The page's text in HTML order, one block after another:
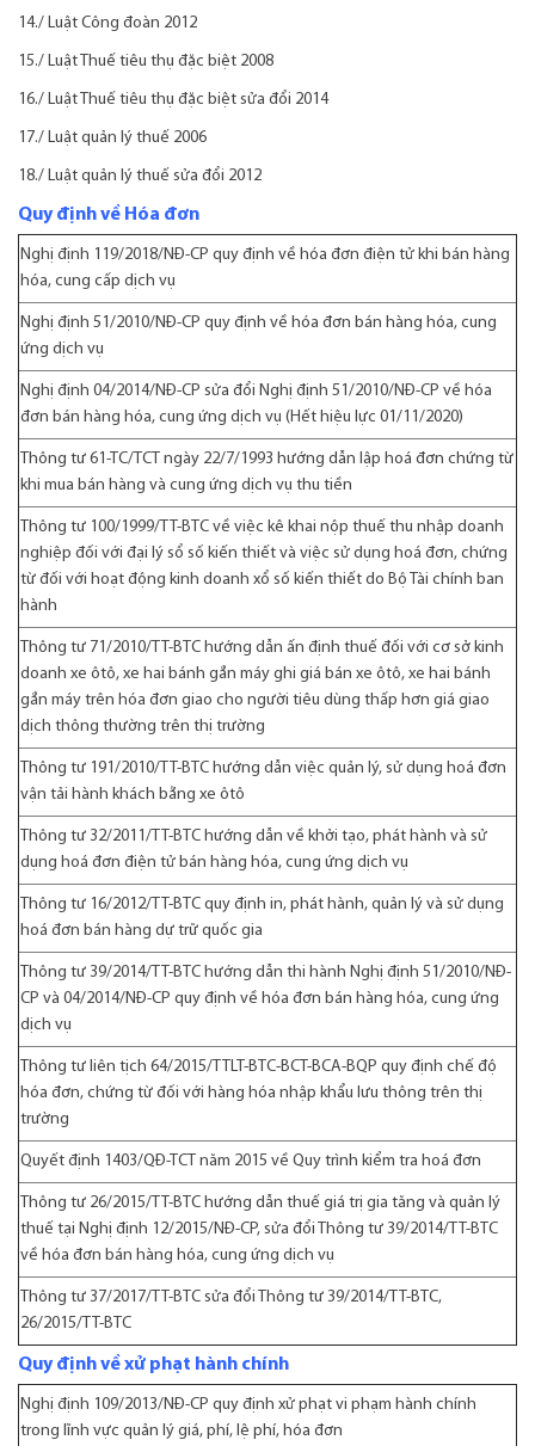
14./ Luật Công đoàn 2012
15./ Luật Thuế tiêu thụ đặc biệt 2008
16./ Luật Thuế tiêu thụ đặc biệt sửa đổi 2014
17./ Luật quản lý thuế 2006
18./ Luật quản lý thuế sửa đổi 2012
Quy định về Hóa đơn
Nghị định 119/2018/NĐ-CP quy định về hóa đơn điện tử khi bán hàng
hóa, cung cấp dịch vụ
Nghị định 51/2010/NĐ-CP quy định về hóa đơn bán hàng hóa, cung
ứng dịch vụ
Nghị định 04/2014/NĐ-CP sửa đổi Nghị định 51/2010/NĐ-CP về hóa
đơn bán hàng hóa, cung ứng dịch vụ (Hết hiệu lực 01/11/2020)
Thông tư 61-TC/TCT ngày 22/7/1993 hướng dẫn lập hoá đơn chứng từ
khi mua bán hàng và cung ứng dịch vụ thu tiền
Thông tư 100/1999/TT-BTC về việc kê khai nộp thuế thu nhập doanh
nghiệp đối với đại lý sổ số kiến thiết và việc sử dụng hoá đơn, chứng
từ đối với hoạt động kinh doanh xổ số kiến thiết do Bộ Tài chính ban
hành
Thông tư 71/2010/TT-BTC hướng dẫn ấn định thuế đối với cơ sở kinh
doanh xe ôtô, xe hai bánh gắn máy ghi giá bán xe ôtô, xe hai bánh
gắn máy trên hóa đơn giao cho người tiêu dùng thấp hơn giá giao
dịch thông thường trên thị trường
Thông tư 191/2010/TT-BTC hướng dẫn việc quản lý, sử dụng hoá đơn
vận tải hành khách bằng xe ôtô
Thông tư 32/2011/TT-BTC hướng dẫn về khởi tạo, phát hành và sử
dụng hoá đơn điện tử bán hàng hóa, cung ứng dịch vụ
Thông tư 16/2012/TT-BTC quy định in, phát hành, quản lý và sử dụng
hoá đơn bán hàng dự trữ quốc gia
Thông tư 39/2014/TT-BTC hướng dẫn thi hành Nghị định 51/2010/NĐ-
CP và 04/2014/NĐ-CP quy định về hóa đơn bán hàng hóa, cung ứng
dịch vụ
Thông tư liên tịch 64/2015/TTLT-BTC-BCT-BCA-BQP quy định chế độ
hóa đơn, chứng từ đối với hàng hóa nhập khẩu lưu thông trên thị
trường
Quyết định 1403/QĐ-TCT năm 2015 về Quy trình kiểm tra hoá đơn
Thông tư 26/2015/TT-BTC hướng dẫn thuế giá trị gia tăng và quản lý
thuế tại Nghị định 12/2015/NĐ-CP, sửa đổi Thông tư 39/2014/TT-BTC
về hóa đơn bán hàng hóa, cung ứng dịch vụ
Thông tư 37/2017/TT-BTC sửa đổi Thông tư 39/2014/TT-BTC,
26/2015/TT-BTC
Quy định về xử phạt hành chính
Nghị định 109/2013/NĐ-CP quy định xử phạt vi phạm hành chính
trong lĩnh vực quản lý giá, phí, lệ phí, hóa đơn